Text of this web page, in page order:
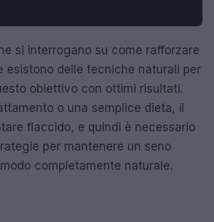
si interrogano su come rafforzare
esistono delle tecniche naturali per
obiettivo con ottimi risultati.
o una semplice dieta, il
flaccido, e quindi è necessario
per mantenere un seno
completamente naturale.